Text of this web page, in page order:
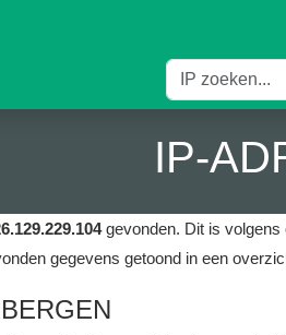
IP-
gevonden. Dit is volgens
gegevens getoond in een